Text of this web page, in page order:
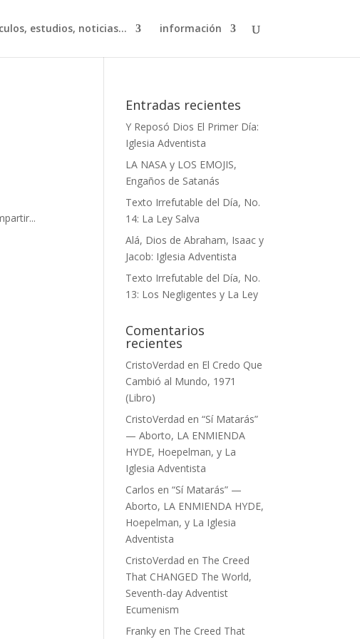
estudios, noticias… información
Entradas recientes
Y Reposó Dios El Primer Día:
Iglesia Adventista
LA NASA y LOS EMOJIS,
Engaños de Satanás
Texto Irrefutable del Día, No.
14: La Ley Salva
Alá, Dios de Abraham, Isaac y
Jacob: Iglesia Adventista
Texto Irrefutable del Día, No.
13: Los Negligentes y La Ley
Comentarios
recientes
CristoVerdad en El Credo Que
Cambió al Mundo, 1971
(Libro)
CristoVerdad en“Sí Matarás”
— Aborto, LA ENMIENDA
HYDE, Hoepelman, y La
Iglesia Adventista
Carlos en“Sí Matarás” —
Aborto, LA ENMIENDA HYDE,
Hoepelman, y La Iglesia
Adventista
CristoVerdad en The Creed
That CHANGED The World,
Seventh-day Adventist
Ecumenism
Franky en The Creed That